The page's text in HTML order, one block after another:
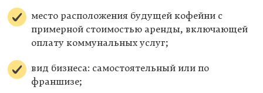
место расположения будущей кофейни с
примерной стоимостью аренды, включающей
оплату коммунальных услуг;
вид бизнеса: самостоятельный или по
франшизе;